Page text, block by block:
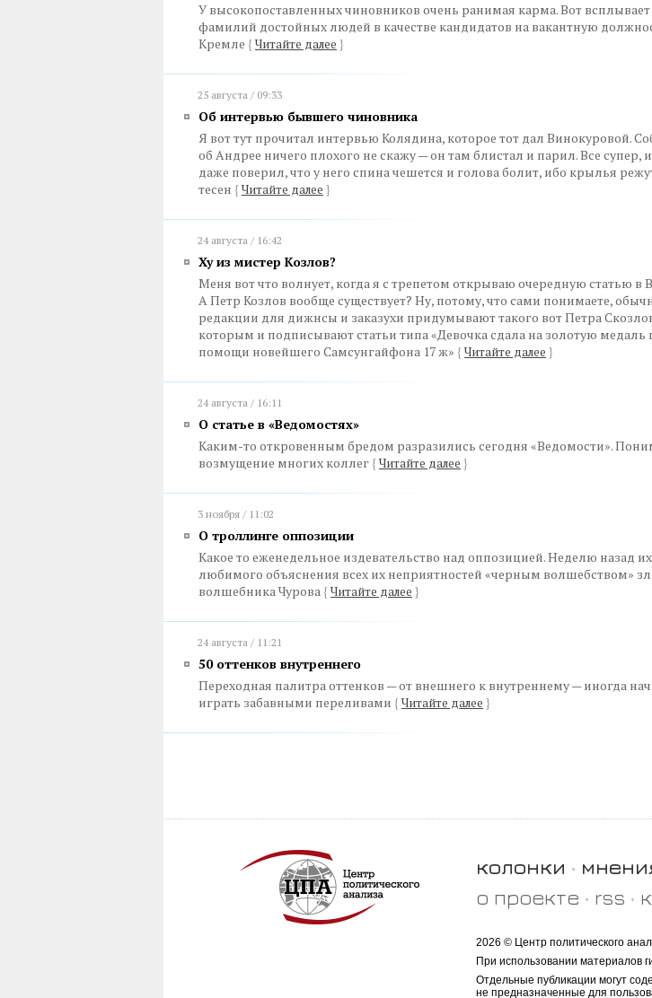
У высокопоставленных чиновников очень ранимая карма. Вот
фамилий достойных людей в качестве кандидатов на вакантную
Кремле { Читайте далее }
25 августа / 09:33
Об интервью бывшего чиновника
Я вот тут прочитал интервью Колядина, которое тот дал Винокуровой.
об Андрее ничего плохого не скажу — он там блистал и парил. Все супер,
даже поверил, что у него спина чешется и голова болит, ибо крылья
тесен { Читайте далее }
24 августа / 16:42
Ху из мистер Козлов?
Меня вот что волнует, когда я с трепетом открываю очередную статью в
А Петр Козлов вообще существует? Ну, потому, что сами понимаете,
редакции для дижнсы и заказухи придумывают такого вот Петра
которым и подписывают статьи типа «Девочка сдала на золотую медаль
помощи новейшего Самсунгайфона 17 ж» { Читайте далее }
24 августа / 16:11
О статье в «Ведомостях»
Каким-то откровенным бредом разразились сегодня «Ведомости».
возмущение многих коллег { Читайте далее }
3 ноября / 11:02
О троллинге оппозиции
Какое то еженедельное издевательство над оппозицией. Неделю назад
любимого объяснения всех их неприятностей «черным волшебством»
волшебника Чурова { Читайте далее }
24 августа / 11:21
50 оттенков внутреннего
Переходная палитра оттенков — от внешнего к внутреннему — иногда
играть забавными переливами { Читайте далее }
колонки
о проекте
rss
2026 © Центр политического
При использовании материалов
Отдельные публикации могут
не предназначенные для